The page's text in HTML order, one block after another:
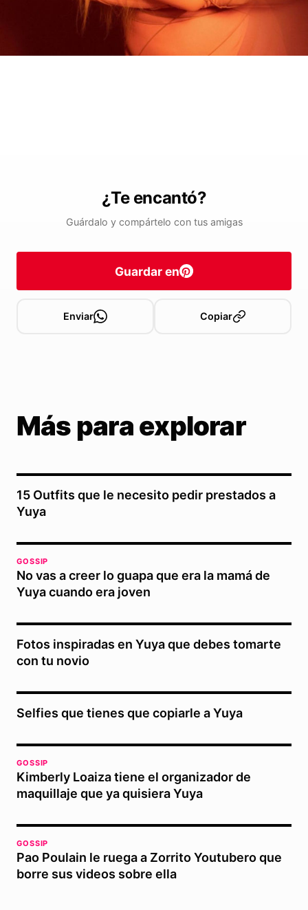
¿Te encantó?
Guárdalo y compártelo con tus amigas
Guardar en
Enviar Copiar
Más para explorar
15 Outfits que le necesito pedir prestados a
Yuya
GOSSIP
No vas a creer lo guapa que era la mamá de
Yuya cuando era joven
Fotos inspiradas en Yuya que debes tomarte
con tu novio
Selfies que tienes que copiarle a Yuya
GOSSIP
Kimberly Loaiza tiene el organizador de
maquillaje que ya quisiera Yuya
GOSSIP
Pao Poulain le ruega a Zorrito Youtubero que
borre sus videos sobre ella